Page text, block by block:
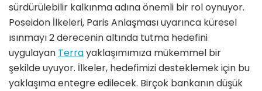
sürdürülebilir kalkınma adına önemli bir rol oynuyor.
Poseidon İlkeleri, Paris Anlaşması uyarınca küresel
ısınmayı 2 derecenin altında tutma hedefini
uygulayan Terrayaklaşımımıza mükemmel bir
şekilde uyuyor. İlkeler, hedefimizi desteklemek için bu
yaklaşıma entegre edilecek. Birçok bankanın düşük